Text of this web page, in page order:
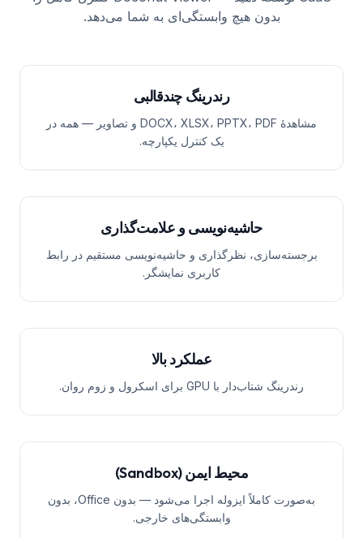
بدون هیچ وابستگی‌ای به شما می‌دهد.
رندرینگ چندقالبی
مشاهدهٔ DOCX، XLSX، PPTX، PDF و تصاویر — همه در
یک کنترل یکپارچه.
حاشیه‌نویسی و علامت‌گذاری
برجسته‌سازی، نظرگذاری و حاشیه‌نویسی مستقیم در رابط
کاربری نمایشگر.
عملکرد بالا
رندرینگ شتاب‌دار با GPU برای اسکرول و زوم روان.
محیط ایمن (Sandbox)
به‌صورت کاملاً ایزوله اجرا می‌شود — بدون Office، بدون
وابستگی‌های خارجی.